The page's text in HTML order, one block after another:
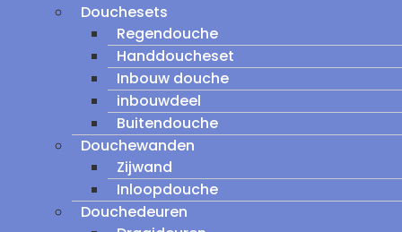
Douchesets
Regendouche
Handdoucheset
Inbouw douche
inbouwdeel
Buitendouche
Douchewanden
Zijwand
Inloopdouche
Douchedeuren